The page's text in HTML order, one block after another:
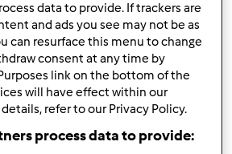
Topo
ou registe-se aquipara escrever
comentários
data to provide. If trackers are
and ads you see may not be as
can resurface this menu to change
consent at any time by
link on the bottom of the
will have effect within our
refer to our Privacy Policy.
process data to provide: